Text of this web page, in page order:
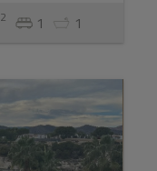
2 1 1